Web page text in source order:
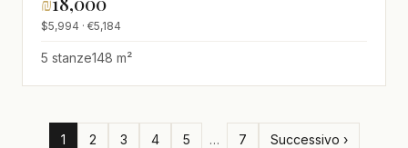
$5,994 · €5,184
5 stanze148 m²
1 2 3 4 5 … 7 Successivo ›